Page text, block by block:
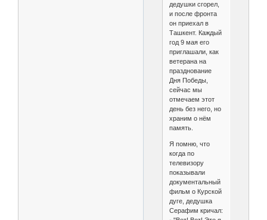
дедушки сгорел,
и после фронта
он приехал в
Ташкент. Каждый
год 9 мая его
приглашали, как
ветерана на
празднование
Дня Победы,
сейчас мы
отмечаем этот
день без него, но
храним о нём
память.
Я помню, что
когда по
телевизору
показывали
документальный
фильм о Курской
дуге, дедушка
Серафим кричал: